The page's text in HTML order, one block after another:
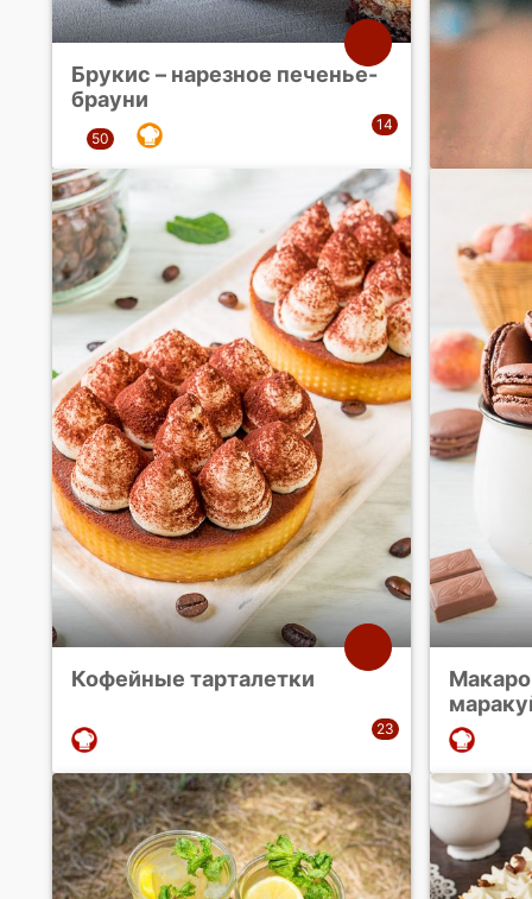
Брукис – нарезное печенье-
брауни
Кофейные тарталетки